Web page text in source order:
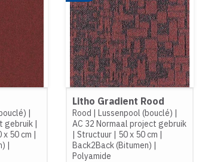
|
gebruik |
x 50 cm |
|
Litho Gradient Rood
Rood | Lussenpool (bouclé) |
AC 32 Normaal project gebruik
| Structuur| 50 x 50 cm |
Back2Back (Bitumen) |
Polyamide